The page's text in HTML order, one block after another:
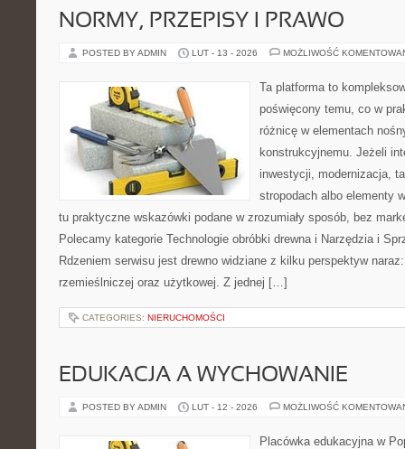
NORMY, PRZEPISY I PRAWO
POSTED BY ADMIN LUT - 13 - 2026 MOŻLIWOŚĆ
Ta platforma to
poświęcony temu, co w
różnicę w elementach
konstrukcyjnemu. Jeżeli
inwestycji, modernizacja,
stropodach albo elementy
tu praktyczne wskazówki podane w zrozumiały sposób, bez
Polecamy kategorie Technologie obróbki drewna i Narzędzia i
Rdzeniem serwisu jest drewno widziane z kilku perspektyw
rzemieślniczej oraz użytkowej. Z jednej […]
CATEGORIES: NIERUCHOMOŚCI
EDUKACJA A WYCHOWANIE
POSTED BY ADMIN LUT - 12 - 2026 MOŻLIWOŚĆ
Placówka edukacyjna w